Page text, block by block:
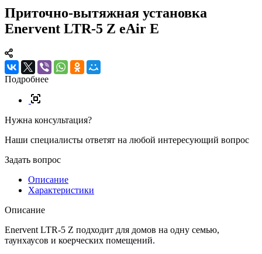
Приточно-вытяжная установка
Enervent LTR-5 Z eAir E
Подробнее
Нужна консультация?
Наши специалисты ответят на любой интересующий вопрос
Задать вопрос
Описание
Характеристики
Описание
Enervent LTR-5 Z подходит для домов на одну семью,
таунхаусов и коерческих помещений.